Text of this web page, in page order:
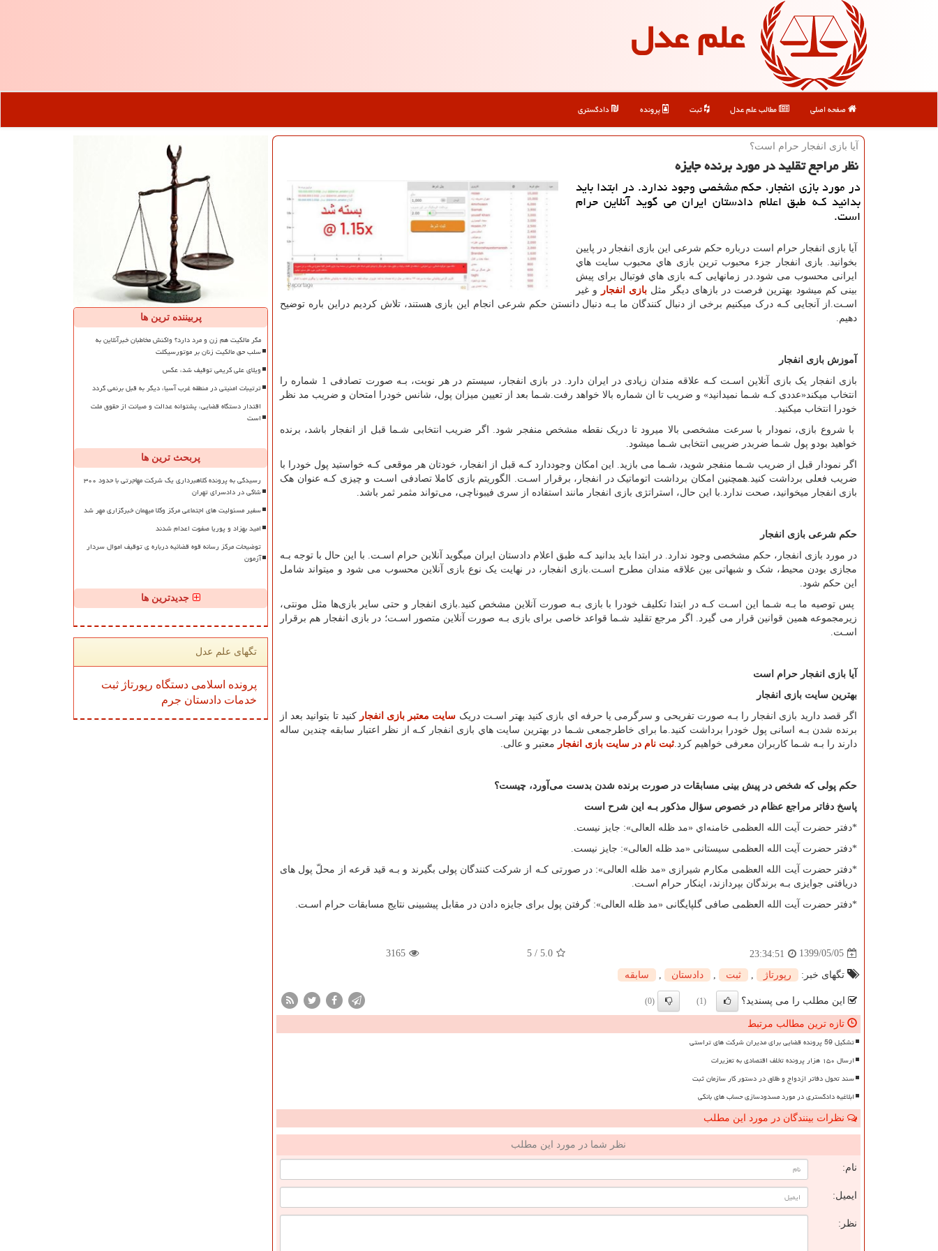
علم عدل
صفحه اصلی مطالب علم عدل ثبت پرونده دادگستری
آیا بازی انفجار حرام است؟
نظر مراجع تقلید در مورد برنده جایزه
در مورد بازی انفجار، حكم مشخصی وجود ندارد. در ابتدا باید
بدانید كـه طبق اعلام دادستان ایران می گوید آنلاین حرام
است.
آیا بازی انفجار حرام است درباره حکم شرعی این بازی انفجار در پایین
بخوانید. بازی انفجار جزء محبوب ‌ترین بازی هاي‌ محبوب سایت هاي‌
ایرانی محسوب می شود.در زمانهایی کـه بازی هاي‌ فوتبال برای پیش
بینی کم میشود بهترین فرصت در بازهای دیگر مثل بازی انفجار
و غیر
اسـت.از آنجایی کـه درک میکنیم برخی از دنبال کنندگان ما بـه دنبال دانستن حکم شرعی انجام این بازی هستند، تلاش کردیم دراین باره توضیح
دهیم.
آموزش بازی انفجار
بازی انفجار یک بازی آنلاین اسـت کـه علاقه مندان زیادی در ایران دارد. در بازی انفجار، سیستم در هر نوبت، بـه صورت تصادفی 1 شماره را
انتخاب میکند«عددی کـه شـما نمیدانید» و ضریب تا ان شماره بالا خواهد رفت.شـما بعد از تعیین میزان پول، شانس خودرا امتحان و ضریب مد نظر
خودرا انتخاب میکنید.
با شروع بازی، نمودار با سرعت مشخصی بالا میرود تا دریک نقطه مشخص منفجر شود. اگر ضریب انتخابی شـما قبل از انفجار باشد، برنده
خواهید بودو پول شـما ضربدر ضریبی انتخابی شـما میشود.
اگر نمودار قبل از ضریب شـما منفجر شوید، شـما می بازید. این امکان وجوددارد کـه قبل از انفجار، خودتان هر موقعی کـه خواستید پول خودرا با
ضریب فعلی برداشت کنید.همچنین امکان برداشت اتوماتیک در انفجار، برقرار اسـت. الگوریتم بازی کاملا تصادفی اسـت و چیزی کـه عنوان هک
بازی انفجار میخوانید، صحت ندارد.با این حال، استراتژی بازی انفجار مانند استفاده از سری فیبوناچی، می‌تواند مثمر ثمر باشد.
حکم شرعی بازی انفجار
در مورد بازی انفجار، حکم مشخصی وجود ندارد. در ابتدا باید بدانید کـه طبق اعلام دادستان ایران میگوید آنلاین حرام اسـت. با این حال با توجه بـه
مجازی بودن محیط، شک و شبهاتی بین علاقه مندان مطرح اسـت.بازی انفجار، در نهایت یک نوع بازی آنلاین محسوب می شود و میتواند شامل
این حکم شود.
پس توصیه ما بـه شـما این اسـت کـه در ابتدا تکلیف خودرا با بازی بـه صورت آنلاین مشخص کنید.بازی انفجار و حتی سایر بازی‌ها مثل مونتی،
زیرمجموعه همین قوانین قرار می گیرد. اگر مرجع تقلید شـما قواعد خاصی برای بازی بـه صورت آنلاین متصور اسـت؛ در بازی انفجار هم برقرار
اسـت.
آیا بازی انفجار حرام است
بهترین سایت بازی انفجار
اگر قصد دارید بازی انفجار را بـه صورت تفریحی و سرگرمی یا حرفه اي بازی کنید بهتر اسـت دریک سایت معتبر بازی انفجار کنید تا بتوانید بعد از
برنده شدن بـه اسانی پول خودرا برداشت کنید.ما برای خاطرجمعی شـما در بهترین سایت هاي‌ بازی انفجار کـه از نظر اعتبار سابقه چندین ساله
دارند را بـه شـما کاربران معرفی خواهیم کرد.ثبت نام در سایت بازی انفجار معتبر و عالی.
حکم پولی که شخص در پیش بینی مسابقات در صورت برنده شدن بدست می‌آورد، چیست؟
پاسخ دفاتر مراجع عظام در خصوص سؤال مذکور بـه این شرح است
*دفتر حضرت آیت الله العظمی خامنه‌اي «مد ظله العالی»: جایز نیست.
*دفتر حضرت آیت الله العظمی سیستانی «مد ظله العالی»: جایز نیست.
*دفتر حضرت آیت الله العظمی مکارم شیرازی «مد ظله العالی»: در صورتى کـه از شرکت کنندگان پولى بگیرند و بـه قید قرعه از محلّ پول هاى
دریافتى جوایزى بـه برندگان بپردازند، اینکار حرام اسـت.
*دفتر حضرت آیت الله العظمی صافی گلپایگانی «مد ظله العالی»: گرفتن پول برای جایزه دادن در مقابل پیشبینی نتایج مسابقات حرام اسـت.
1399/05/05
23:34:51
5.0
/
5
3165
تگهای خبر: رپورتاژ ثبت دادستان سابقه
این مطلب را می پسندید؟ (1)
(0)
تازه ترین مطالب مرتبط
تشکیل 59 پرونده قضایی برای مدیران شرکت های تراستی
ارسال ۱۵۰ هزار پرونده تخلف اقتصادی به تعزیرات
سند تحول دفاتر ازدواج و طلاق در دستور کار سازمان ثبت
ابلاغیه دادگستری در مورد مسدودسازی حساب های بانکی
نظرات بینندگان در مورد این مطلب
نظر شما در مورد این مطلب
نام:
ایمیل:
نظر:
پربیننده ترین ها
مگر مالکیت هم زن و مرد دارد؟ واکنش مخاطبان خبرآنلاین به
سلب حق مالکیت زنان بر موتورسیکلت
ویلای علی کریمی توقیف شد، عکس
ترتیبات امنیتی در منطقه غرب آسیا، دیگر به قبل برنمی گردد
اقتدار دستگاه قضایی، پشتوانه عدالت و صیانت از حقوق ملت
است
پربحث ترین ها
رسیدگی به پرونده کلاهبرداری یک شرکت مهاجرتی با حدود ۳۰۰
شاکی در دادسرای تهران
سفیر مسئولیت های اجتماعی مرکز وکلا میهمان خبرگزاری مهر شد
امید بهزاد و پوریا صفوت اعدام شدند
توضیحات مرکز رسانه قوه قضائیه درباره ی توقیف اموال سردار
آزمون
جدیدترین ها
تگهای علم عدل
پرونده اسلامی دستگاه رپورتاژ ثبت
خدمات دادستان جرم